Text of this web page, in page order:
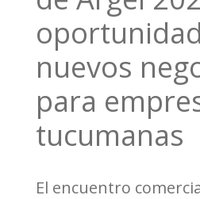
nuevos
para
tucumanas
El encuentro